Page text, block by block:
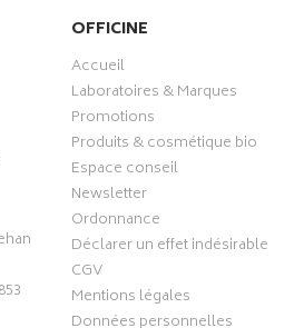
OFFICINE
Accueil
Laboratoires & Marques
Promotions
Produits & cosmétique bio
Espace conseil
Newsletter
Ordonnance
Déclarer un effet indésirable
CGV
Mentions légales